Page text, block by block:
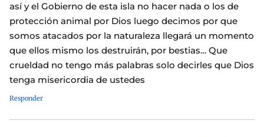
así y el Gobierno de esta isla no hacer nada o los de
protección animal por Dios luego decimos por que
somos atacados por la naturaleza llegará un momento
que ellos mismo los destruirán, por bestias… Que
crueldad no tengo más palabras solo decirles que Dios
tenga misericordia de ustedes
Responder